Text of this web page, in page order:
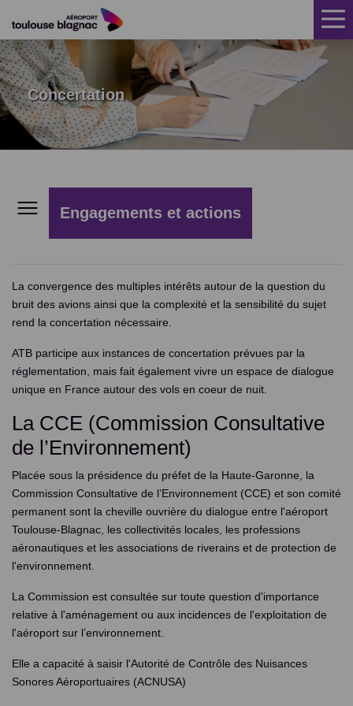
ACCUEIL
CLIMAT SONORE
TRAJECTOIRES
ACTUALITÉS
Concertation
Engagements et actions
Outils de maîtrise du bruit
Le PPBE
Concertation
Aide insonorisation
La convergence des multiples intérêts autour de la question du
bruit des avions ainsi que la complexité et la sensibilité du sujet
rend la concertation nécessaire.
ATB participe aux instances de concertation prévues par la
réglementation, mais fait également vivre un espace de dialogue
unique en France autour des vols en coeur de nuit.
La CCE (Commission Consultative
de l’Environnement)
Placée sous la présidence du préfet de la Haute-Garonne, la
Commission Consultative de l’Environnement (CCE) et son comité
permanent sont la cheville ouvrière du dialogue entre l'aéroport
Toulouse-Blagnac, les collectivités locales, les professions
aéronautiques et les associations de riverains et de protection de
l'environnement.
La Commission est consultée sur toute question d'importance
relative à l'aménagement ou aux incidences de l'exploitation de
l'aéroport sur l’environnement.
Elle a capacité à saisir l'Autorité de Contrôle des Nuisances
Sonores Aéroportuaires (ACNUSA)